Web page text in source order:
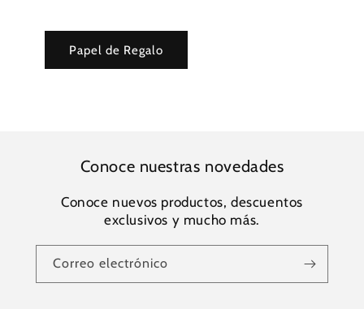
Papel de Regalo
Conoce nuestras novedades
Conoce nuevos productos, descuentos
exclusivos y mucho más.
Correo electrónico